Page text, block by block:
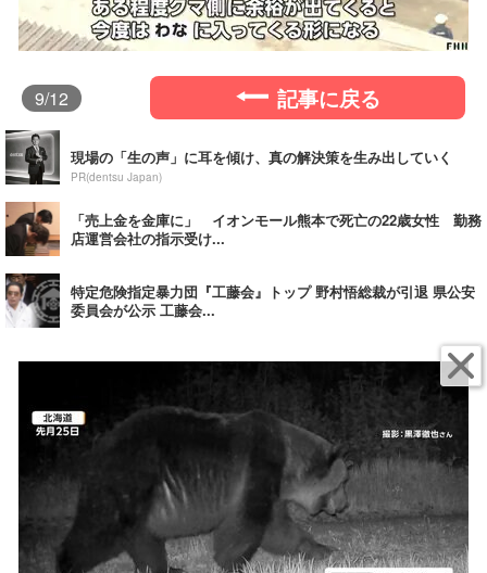
9/12 記事に戻る
現場の「生の声」に耳を傾け、真の解決策を生み出していく
PR(dentsu Japan)
「売上金を金庫に」 イオンモール熊本で死亡の22歳女性 勤務
店運営会社の指示受け...
特定危険指定暴力団『工藤会』トップ 野村悟総裁が引退 県公安
委員会が公示 工藤会...